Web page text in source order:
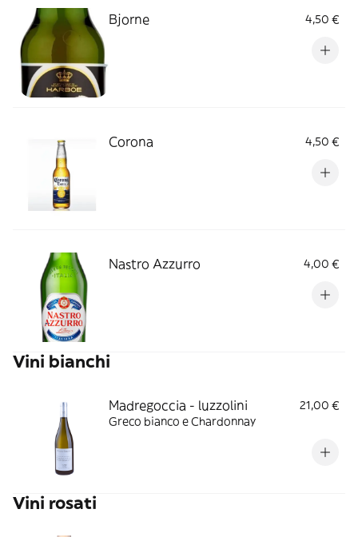
Bjorne 4,50 €
Corona 4,50 €
Nastro Azzurro 4,00 €
Vini bianchi
Madregoccia - luzzolini
21,00 €
Greco bianco e Chardonnay
Vini rosati